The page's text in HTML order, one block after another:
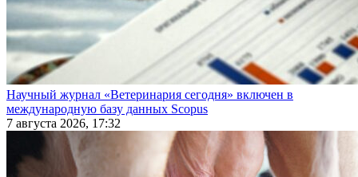
Научный журнал «Ветеринария сегодня» включен в
международную базу данных Scopus
7 августа 2026, 17:32